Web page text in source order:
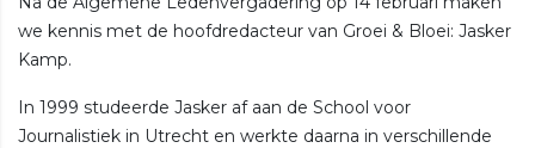
we kennis met de hoofdredacteur van Groei & Bloei: Jasker
Kamp.
In 1999 studeerde Jasker af aan de School voor
Journalistiek in Utrecht en werkte daarna in verschillende